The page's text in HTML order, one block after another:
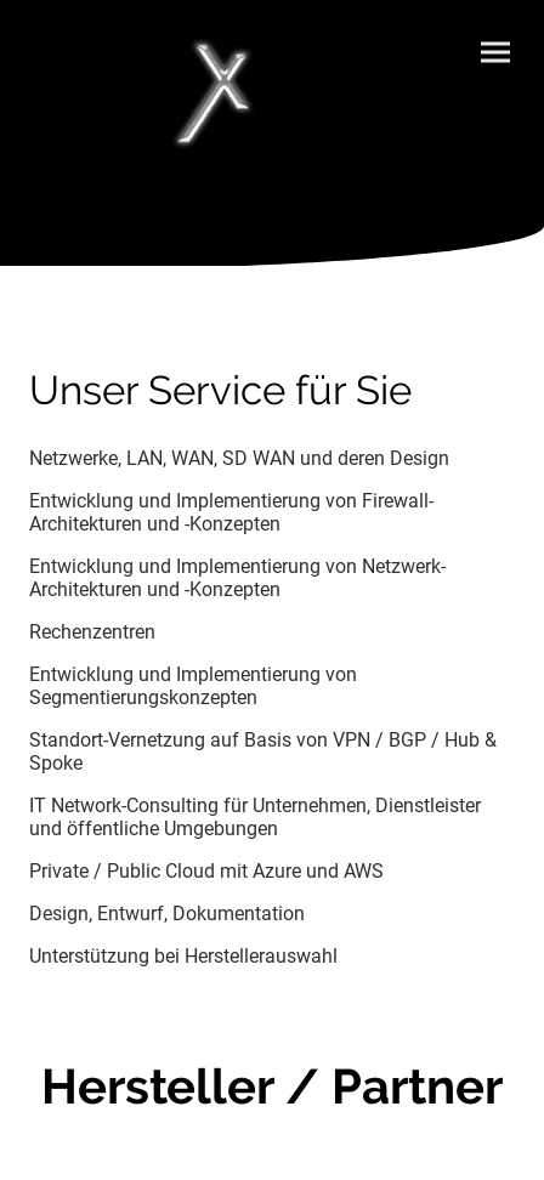
Unser Service für Sie
Netzwerke, LAN, WAN, SD WAN und deren Design
Entwicklung und Implementierung von Firewall-
Architekturen und -Konzepten
Entwicklung und Implementierung von Netzwerk-
Architekturen und -Konzepten
Rechenzentren
Entwicklung und Implementierung von
Segmentierungskonzepten
Standort-Vernetzung auf Basis von VPN / BGP / Hub &
Spoke
IT Network-Consulting für Unternehmen, Dienstleister
und öffentliche Umgebungen
Private / Public Cloud mit Azure und AWS
Design, Entwurf, Dokumentation
Unterstützung bei Herstellerauswahl
Hersteller / Partner